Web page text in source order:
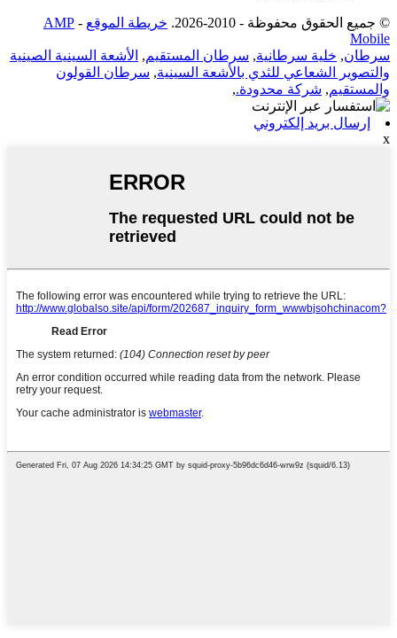
© جميع الحقوق محفوظة - 2010-2026. خريطة الموقع -
AMP
Mobile
سرطان, خلية سرطانية, سرطان المستقيم, الأشعة السينية الصينية
والتصوير الشعاعي للثدي بالأشعة السينية, سرطان القولون
والمستقيم, شركة محدودة.,
إرسال بريد إلكتروني
x